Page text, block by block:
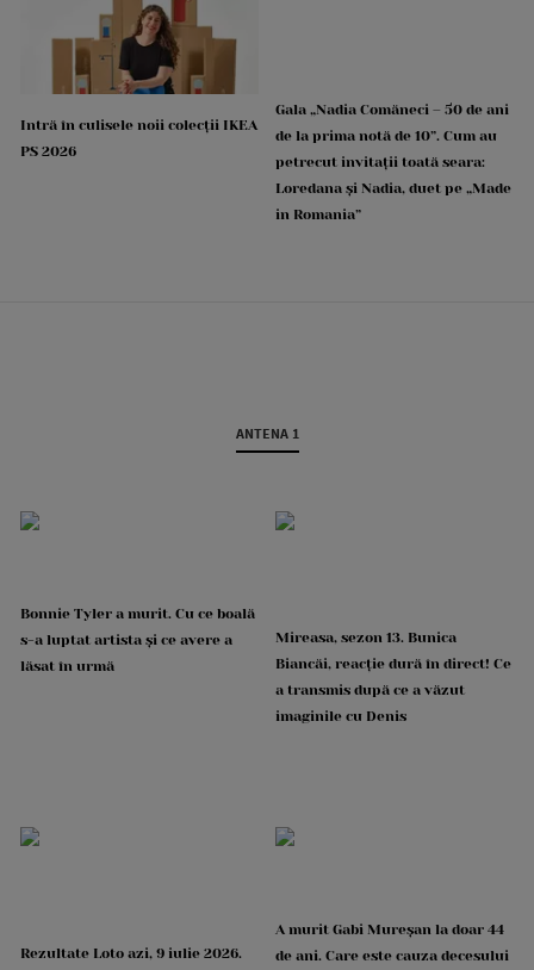
Intră în culisele noii colecții IKEA
PS 2026
Gala „Nadia Comăneci – 50 de ani
de la prima notă de 10”. Cum au
petrecut invitații toată seara:
Loredana și Nadia, duet pe „Made
in Romania”
ANTENA 1
Bonnie Tyler a murit. Cu ce boală
s-a luptat artista și ce avere a
lăsat în urmă
Mireasa, sezon 13. Bunica
Biancăi, reacție dură în direct! Ce
a transmis după ce a văzut
imaginile cu Denis
Rezultate Loto azi, 9 iulie 2026.
A murit Gabi Mureșan la doar 44
de ani. Care este cauza decesului